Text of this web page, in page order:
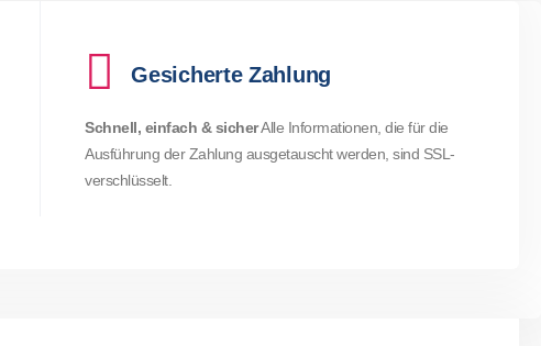
Gesicherte Zahlung
Schnell, einfach & sicherAlle Informationen, die für die
Ausführung der Zahlung ausgetauscht werden, sind SSL-
verschlüsselt.